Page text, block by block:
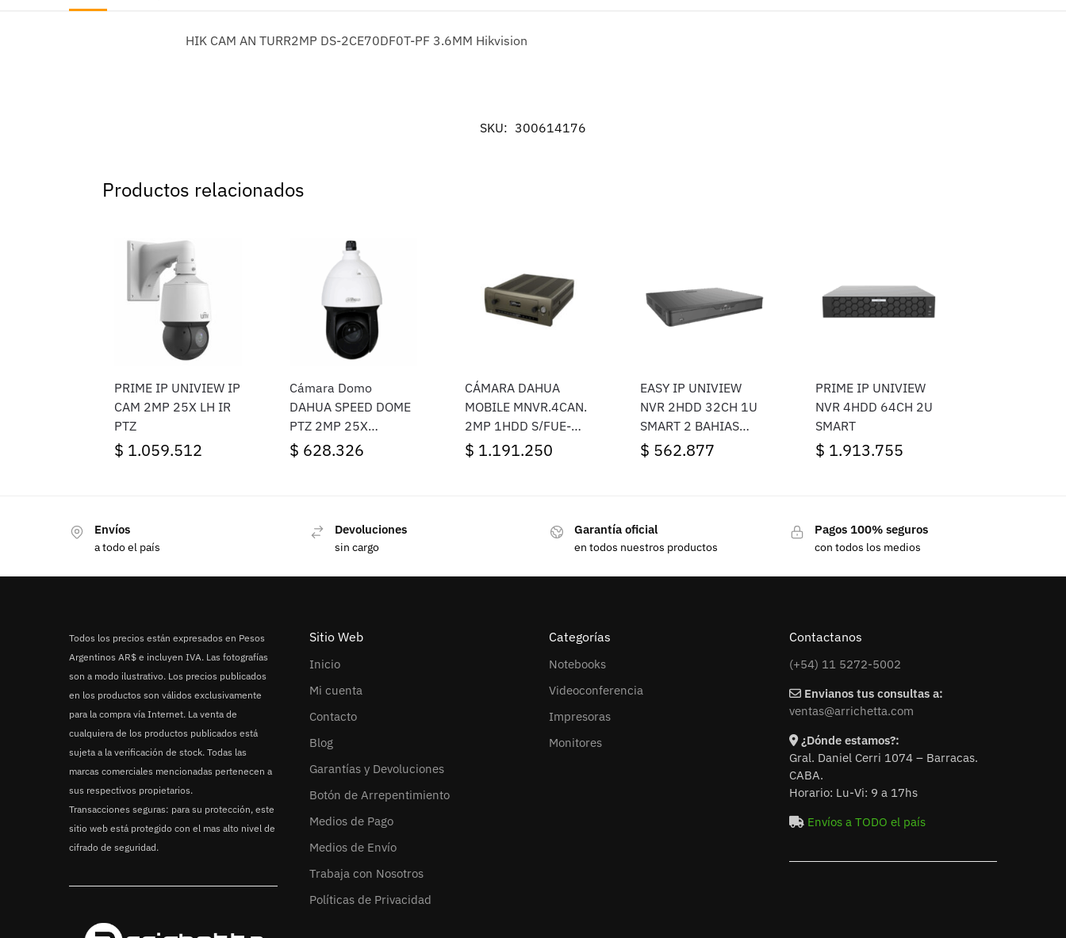
HIK CAM AN TURR2MP DS-2CE70DF0T-PF 3.6MM Hikvision
SKU: 300614176
Productos relacionados
PRIME IP UNIVIEW IP
CAM 2MP 25X LH IR
PTZ
$ 1.059.512
Cámara Domo
DAHUA SPEED DOME
PTZ 2MP 25X
IR100IP66 SLGHT
$ 628.326
CÁMARA DAHUA
MOBILE MNVR.4CAN.
2MP 1HDD S/FUE-
PROMO
$ 1.191.250
EASY IP UNIVIEW
NVR 2HDD 32CH 1U
SMART 2 BAHIAS
SATA
$ 562.877
PRIME IP UNIVIEW
NVR 4HDD 64CH 2U
SMART
$ 1.913.755
Envíos
a todo el país
Devoluciones
sin cargo
Garantía oficial
en todos nuestros productos
Pagos 100% seguros
con todos los medios
Todos los precios están expresados en Pesos
Argentinos AR$ e incluyen IVA. Las fotografías
son a modo ilustrativo. Los precios publicados
en los productos son válidos exclusivamente
para la compra vía Internet. La venta de
cualquiera de los productos publicados está
sujeta a la verificación de stock. Todas las
marcas comerciales mencionadas pertenecen a
sus respectivos propietarios.
Transacciones seguras: para su protección, este
sitio web está protegido con el mas alto nivel de
cifrado de seguridad.
Sitio Web
Inicio
Mi cuenta
Contacto
Blog
Garantías y Devoluciones
Botón de Arrepentimiento
Medios de Pago
Medios de Envío
Trabaja con Nosotros
Políticas de Privacidad
Categorías
Notebooks
Videoconferencia
Impresoras
Monitores
Contactanos
(+54) 11 5272-5002
Envianos tus consultas a:
ventas@arrichetta.com
¿Dónde estamos?:
Gral. Daniel Cerri 1074 – Barracas.
CABA.
Horario: Lu-Vi: 9 a 17hs
Envíos a TODO el país